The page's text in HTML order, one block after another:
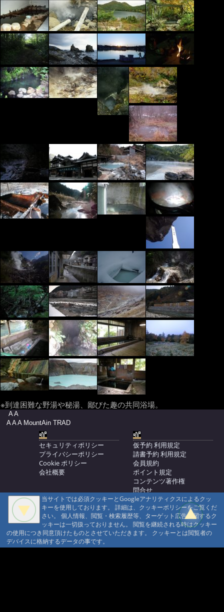
※到達困難な野湯や秘湯、鄙びた趣の共同浴場。
A A
A A A MountAin TRAD
セキュリティポリシー
プライバシーポリシー
Cookie ポリシー
会社概要
仮予約 利用規定
請書予約 利用規定
会員規約
ポイント規定
コンテンツ著作権
問合せ
マウンテントラッド株式会社
〒386-1211 長野県上田市下之郷692
0268371176
© 1999-2026 MountAin TRAD ® Inc. https://www.mountaintrad.co.jp
当サイトでは必須クッキーとGoogleアナリティクスによるクッ
キーを使用しております。 詳細は、クッキーポリシーをご覧くだ
さい。 個人情報、閲覧・検索履歴等、ターゲット広告に関するク
ッキーは一切扱っておりません。 閲覧を継続される時はクッキー
の使用につき同意頂けたものとさせていただきます。 クッキーとは閲覧者の
デバイスに格納するデータの事です。